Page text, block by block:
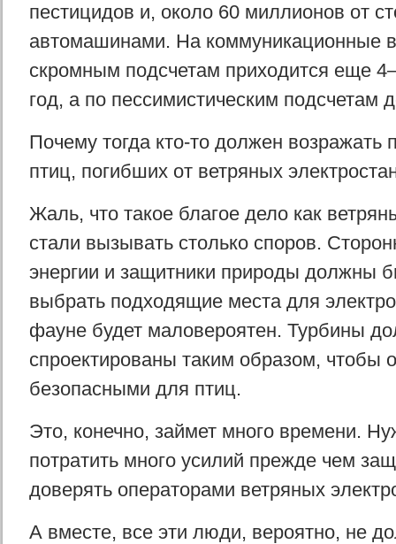
пестицидов и, около 60 миллионов от
автомашинами. На коммуникационные
скромным подсчетам приходится еще
год, а по пессимистическим подсчетам
Почему тогда кто-то должен возражать
птиц, погибших от ветряных
Жаль, что такое благое дело как
стали вызывать столько споров.
энергии и защитники природы должны
выбрать подходящие места для
фауне будет маловероятен. Турбины
спроектированы таким образом, чтобы
безопасными для птиц.
Это, конечно, займет много времени.
потратить много усилий прежде чем
доверять операторами ветряных
А вместе, все эти люди, вероятно, не